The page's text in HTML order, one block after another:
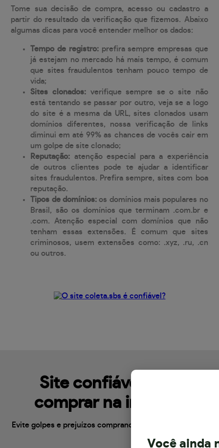
Tome sua decisão de compra, acesso ou cadastro a
partir do resultado da verificação que fizemos. Abaixo
algumas dicas para você entender melhor os dados:
Tempo de registro: prefira sempre empresas que
já estejam no mercado há mais tempo, é comum
que sites fraudulentos tenham pouco tempo de
vida;
Sites clonados: verifique sempre se o site não
está tentando se passar por outro, veja se a logo
do site é a mesma da URL, sites clonados usam
domínios diferentes, nossa verificação de links
diminui em até 99% as chances de vocês cair em
um golpe de site clonado;
Reputação: atenção especial para a experiência
de outros clientes pode te ajudar a identificar
sites fraudulentos. Prefira sempre, sites com boa
reputação.
Tipos de domínios:os domínios mais populares no
Brasil, são os domínios que terminam .com.br e
.com. Atenção especial com domínios que não
tenham essas extensões. É comum que sites
criminosos, usem extensões como: .xyz, .ru, .cn
ou outros.
Site confiável para
comprar na internet
Evite golpes e prejuízos comprando em sites confiáveis
Você ainda